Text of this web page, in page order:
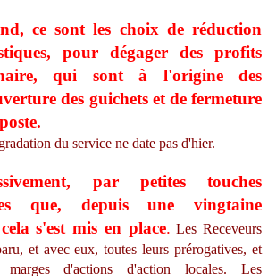
ce sont les choix de réduction
pour dégager des profits
qui sont à l'origine des
des guichets et de fermeture
du service ne date pas d'hier.
par petites touches
que, depuis une vingtaine
s'est mis en place. Les Receveurs
et avec eux, toutes leurs prérogatives, et
d'actions d'action locales. Les